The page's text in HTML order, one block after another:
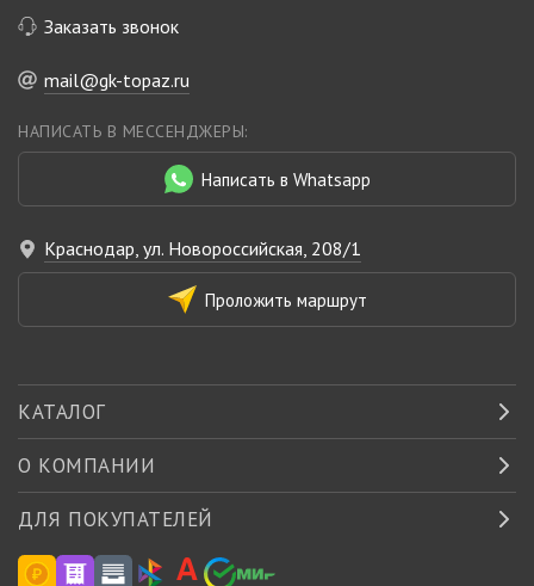
Заказать звонок
mail@gk-topaz.ru
НАПИСАТЬ В МЕССЕНДЖЕРЫ:
Написать в Whatsapp
Краснодар, ул. Новороссийская, 208/1
Проложить маршрут
КАТАЛОГ
О КОМПАНИИ
ДЛЯ ПОКУПАТЕЛЕЙ